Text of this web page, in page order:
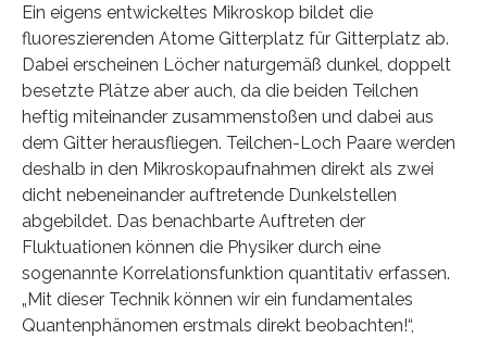
Ein eigens entwickeltes Mikroskop bildet die
fluoreszierenden Atome Gitterplatz für Gitterplatz ab.
Dabei erscheinen Löcher naturgemäß dunkel, doppelt
besetzte Plätze aber auch, da die beiden Teilchen
heftig miteinander zusammenstoßen und dabei aus
dem Gitter herausfliegen. Teilchen-Loch Paare werden
deshalb in den Mikroskopaufnahmen direkt als zwei
dicht nebeneinander auftretende Dunkelstellen
abgebildet. Das benachbarte Auftreten der
Fluktuationen können die Physiker durch eine
sogenannte Korrelationsfunktion quantitativ erfassen.
„Mit dieser Technik können wir ein fundamentales
Quantenphänomen erstmals direkt beobachten!“,